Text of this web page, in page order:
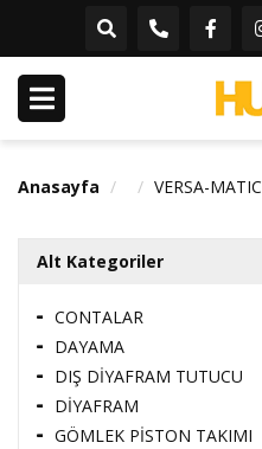
Anasayfa VERSA-MATIC
Alt Kategoriler
CONTALAR
DAYAMA
DIŞ DİYAFRAM TUTUCU
DİYAFRAM
GÖMLEK PİSTON TAKIMI